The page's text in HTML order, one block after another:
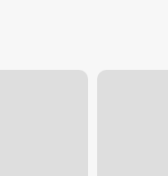
Eucalyptus